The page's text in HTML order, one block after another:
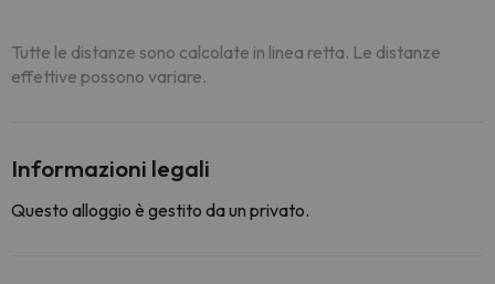
Tutte le distanze sono calcolate in linea retta. Le distanze
effettive possono variare.
Informazioni legali
Questo alloggio è gestito da un privato.